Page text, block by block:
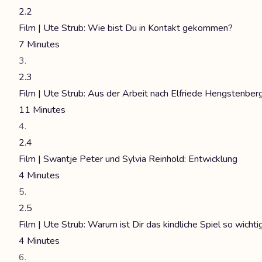
2.2
Film | Ute Strub: Wie bist Du in Kontakt gekommen?
7 Minutes
2.3
Film | Ute Strub: Aus der Arbeit nach Elfriede
11 Minutes
2.4
Film | Swantje Peter und Sylvia Reinhold: Entwicklung
4 Minutes
2.5
Film | Ute Strub: Warum ist Dir das kindliche Spiel so
4 Minutes